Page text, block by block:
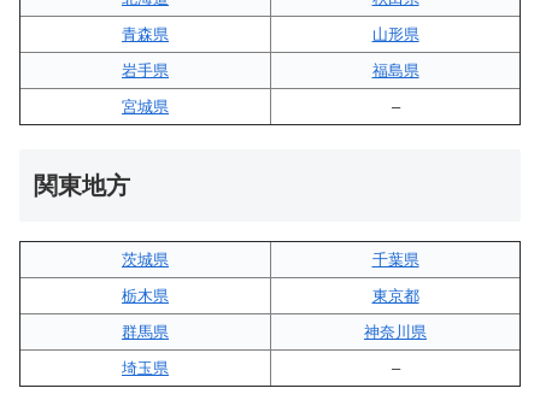
青森県
山形県
岩手県
福島県
宮城県
–
関東地方
茨城県
千葉県
栃木県
東京都
群馬県
神奈川県
埼玉県
–